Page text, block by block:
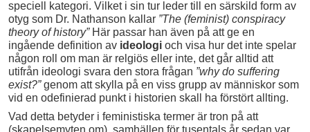
speciell kategori. Vilket i sin tur leder till en särskild form av
otyg som Dr. Nathanson kallar ”The (feminist) conspiracy
theory of history”Här passar han även på att ge en
ingående definition av ideologi och visa hur det inte spelar
någon roll om man är relgiös eller inte, det går alltid att
utifrån ideologi svara den stora frågan ”why do suffering
exist?”genom att skylla på en viss grupp av människor som
vid en odefinierad punkt i historien skall ha förstört allting.
Vad detta betyder i feministiska termer är tron på att
(skapelsemyten om) samhällen för tusentals år sedan var